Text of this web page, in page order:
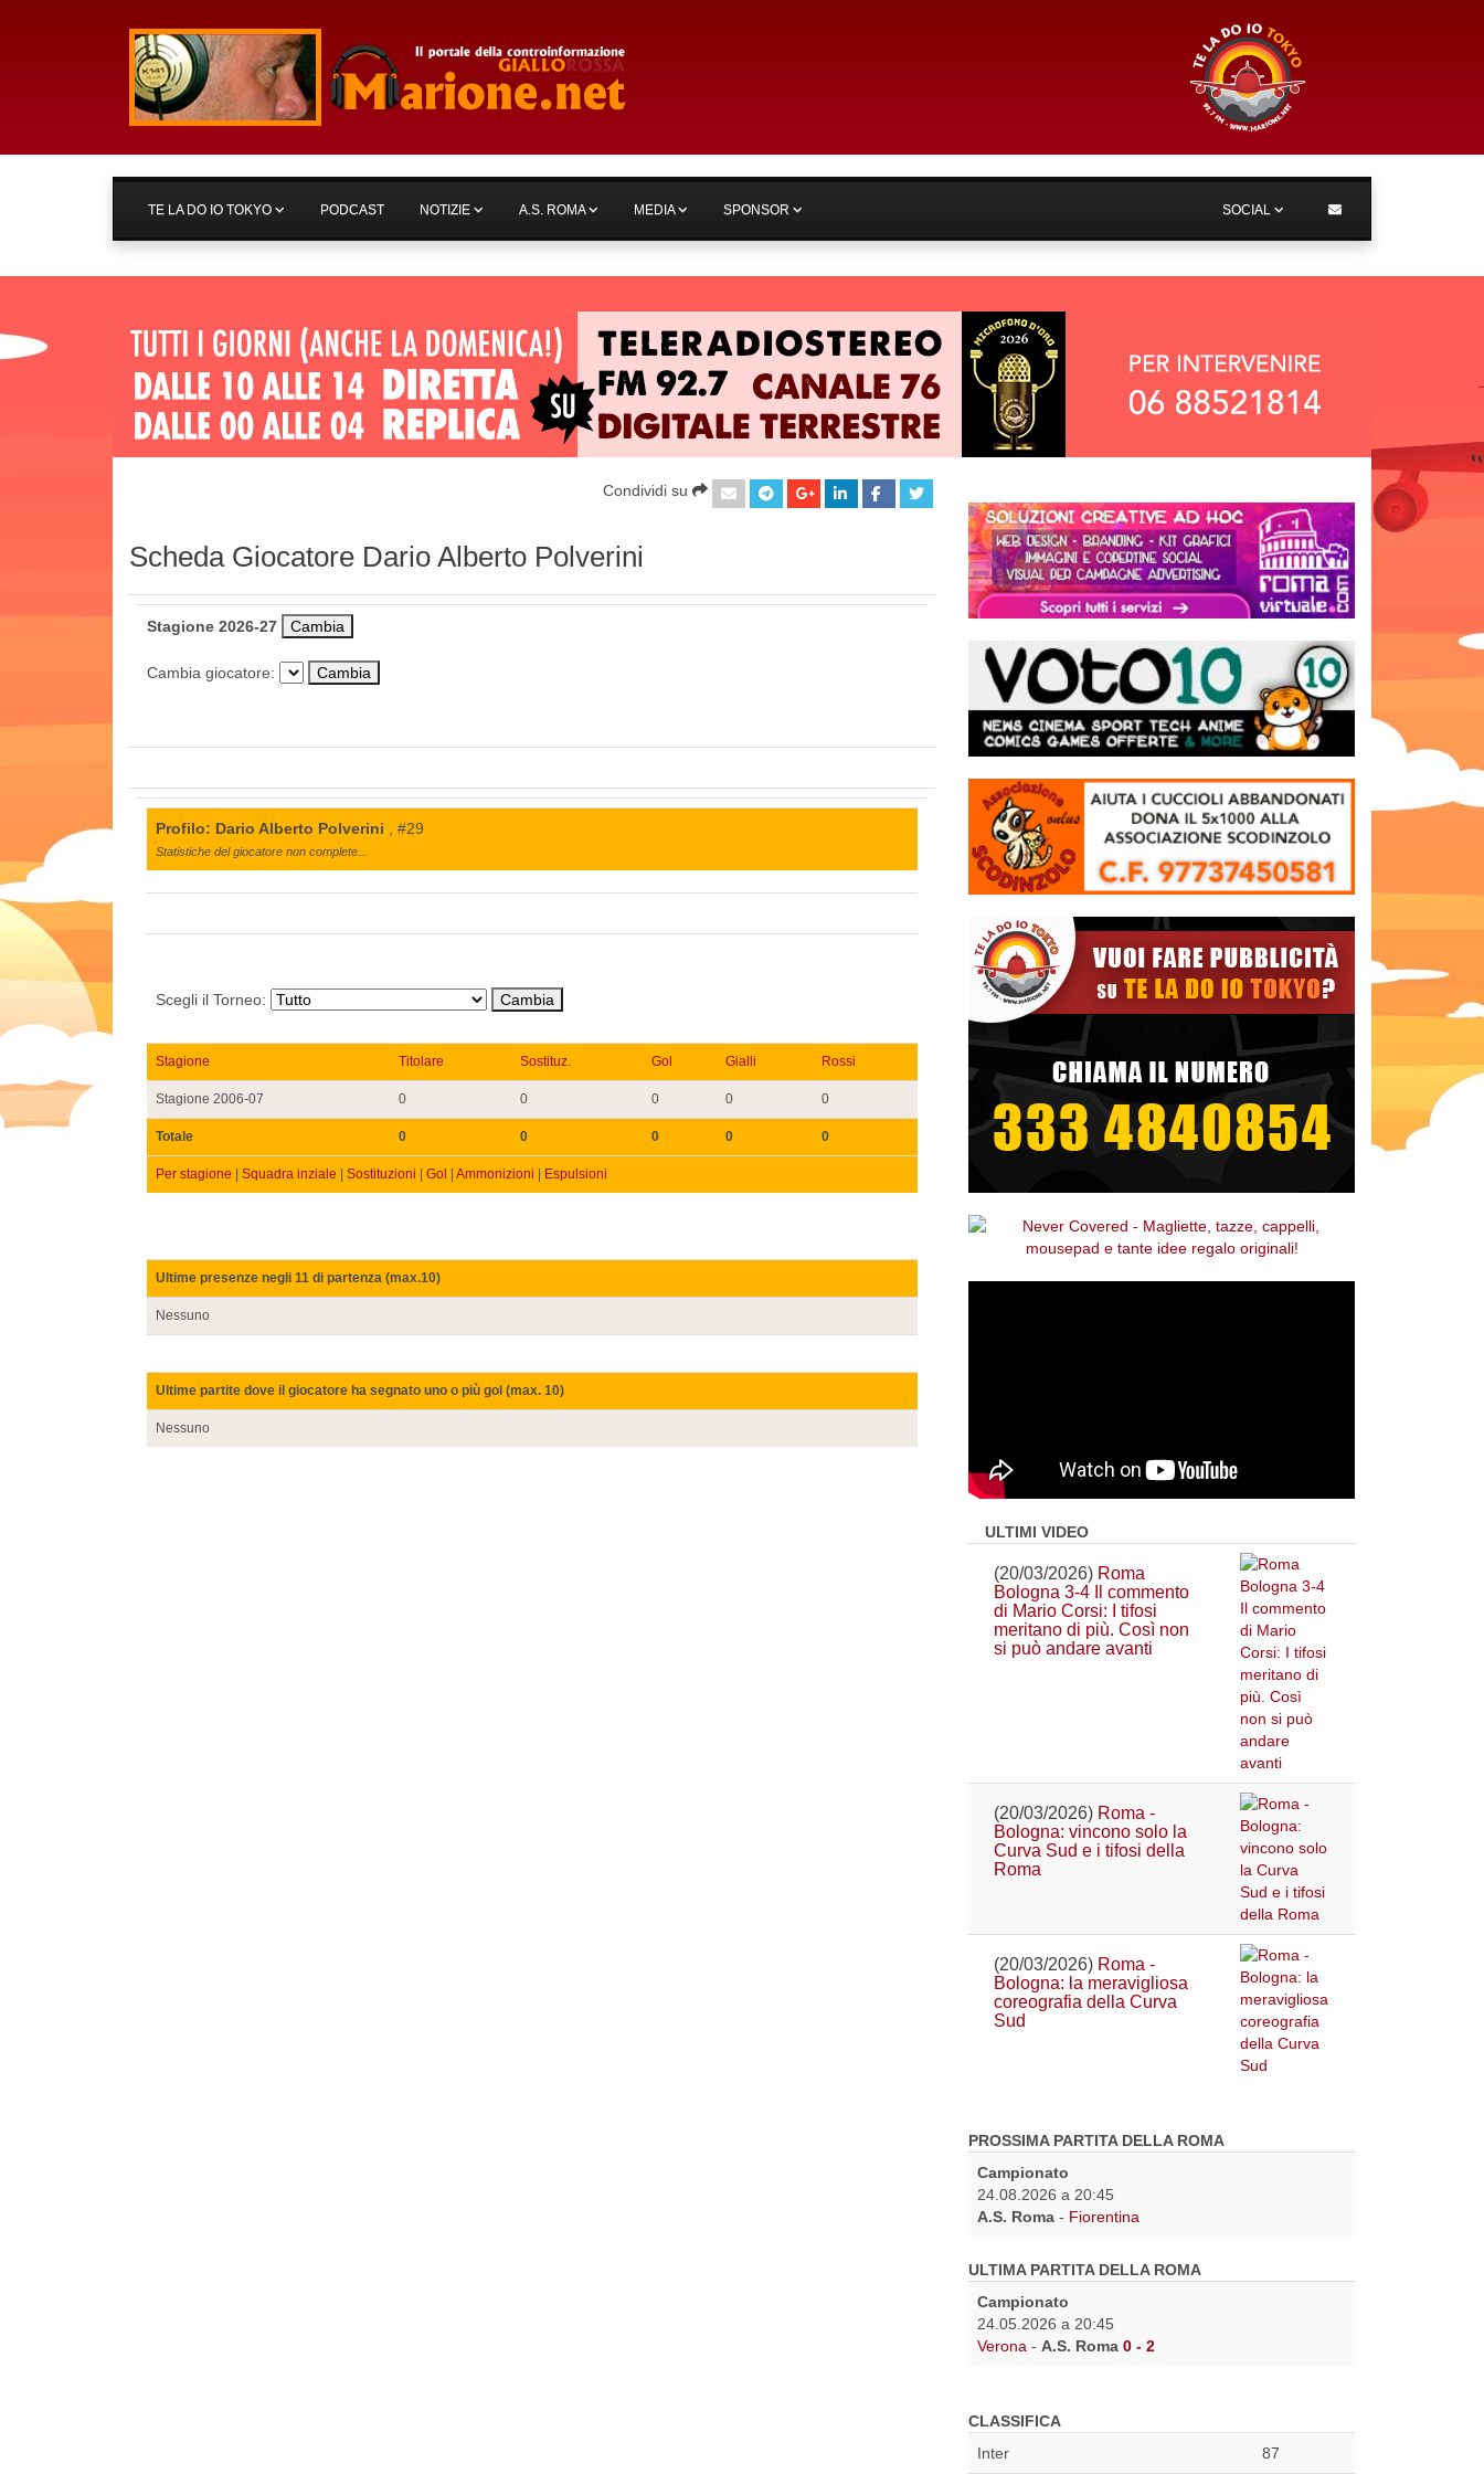
TE LA DO IO TOKYO PODCAST NOTIZIE A.S. ROMA MEDIA SPONSOR SOCIAL
Condividi su
Scheda Giocatore Dario Alberto Polverini
Stagione 2026-27
Cambia giocatore:
Profilo: Dario Alberto Polverini , #29
Statistiche del giocatore non complete...
Scegli il Torneo:
Stagione Titolare Sostituz. Gol Gialli Rossi
Stagione 2006-07 0 0 0 0 0
Totale 0 0 0 0 0
Per stagione | Squadra inziale | Sostituzioni | Gol | Ammonizioni | Espulsioni
Ultime presenze negli 11 di partenza (max.10)
Nessuno
Ultime partite dove il giocatore ha segnato uno o più gol (max. 10)
Nessuno
ULTIMI VIDEO
(20/03/2026) Roma
Bologna 3-4 Il commento
di Mario Corsi: I tifosi
meritano di più. Così non
si può andare avanti
(20/03/2026) Roma -
Bologna: vincono solo la
Curva Sud e i tifosi della
Roma
(20/03/2026) Roma -
Bologna: la meravigliosa
coreografia della Curva
Sud
PROSSIMA PARTITA DELLA ROMA
Campionato
24.08.2026 a 20:45
A.S. Roma - Fiorentina
ULTIMA PARTITA DELLA ROMA
Campionato
24.05.2026 a 20:45
Verona - A.S. Roma 0 - 2
CLASSIFICA
Inter
87